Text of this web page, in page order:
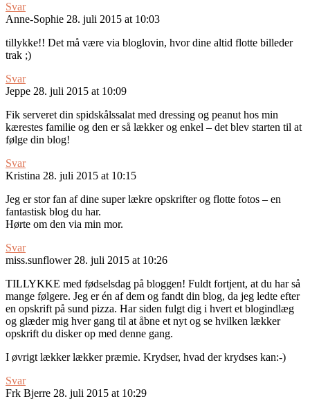
Svar
Anne-Sophie 28. juli 2015 at 10:03
tillykke!! Det må være via bloglovin, hvor dine altid flotte billeder
trak ;)
Svar
Jeppe 28. juli 2015 at 10:09
Fik serveret din spidskålssalat med dressing og peanut hos min
kærestes familie og den er så lækker og enkel – det blev starten til at
følge din blog!
Svar
Kristina 28. juli 2015 at 10:15
Jeg er stor fan af dine super lækre opskrifter og flotte fotos – en
fantastisk blog du har.
Hørte om den via min mor.
Svar
miss.sunflower 28. juli 2015 at 10:26
TILLYKKE med fødselsdag på bloggen! Fuldt fortjent, at du har så
mange følgere. Jeg er én af dem og fandt din blog, da jeg ledte efter
en opskrift på sund pizza. Har siden fulgt dig i hvert et blogindlæg
og glæder mig hver gang til at åbne et nyt og se hvilken lækker
opskrift du disker op med denne gang.
I øvrigt lækker lækker præmie. Krydser, hvad der krydses kan:-)
Svar
Frk Bjerre 28. juli 2015 at 10:29